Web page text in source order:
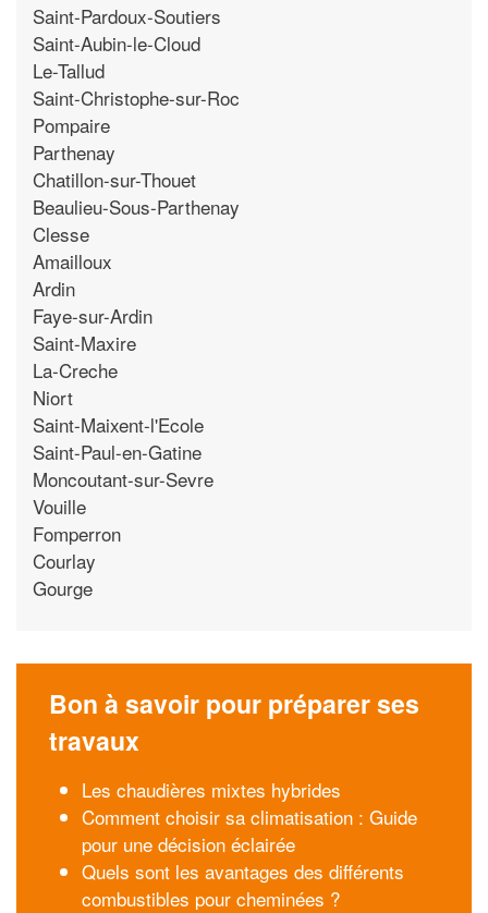
Saint-Pardoux-Soutiers
Saint-Aubin-le-Cloud
Le-Tallud
Saint-Christophe-sur-Roc
Pompaire
Parthenay
Chatillon-sur-Thouet
Beaulieu-Sous-Parthenay
Clesse
Amailloux
Ardin
Faye-sur-Ardin
Saint-Maxire
La-Creche
Niort
Saint-Maixent-l'Ecole
Saint-Paul-en-Gatine
Moncoutant-sur-Sevre
Vouille
Fomperron
Courlay
Gourge
Bon à savoir pour préparer ses
travaux
Les chaudières mixtes hybrides
Comment choisir sa climatisation : Guide
pour une décision éclairée
Quels sont les avantages des différents
combustibles pour cheminées ?